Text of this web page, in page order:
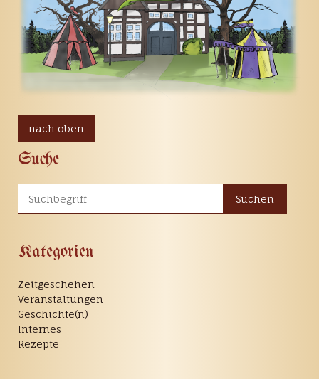
nach oben
Suche
Suchen
Kategorien
Zeitgeschehen
Veranstaltungen
Geschichte(n)
Internes
Rezepte